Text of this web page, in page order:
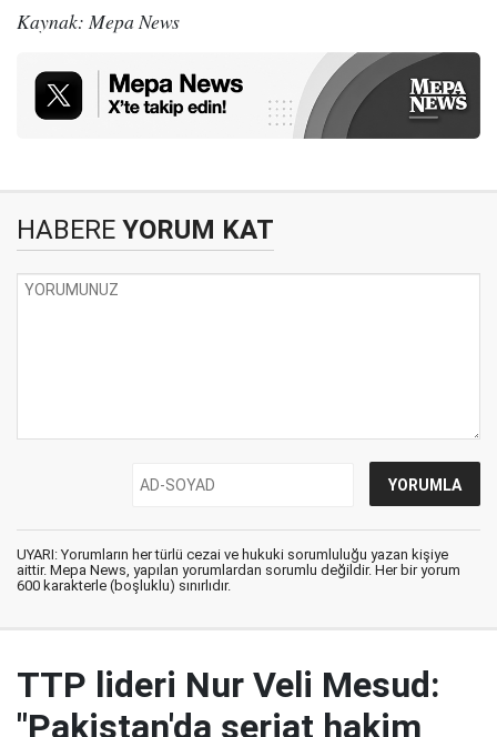
Kaynak: Mepa News
HABERE YORUM KAT
UYARI: Yorumların her türlü cezai ve hukuki sorumluluğu yazan kişiye
aittir. Mepa News, yapılan yorumlardan sorumlu değildir. Her bir yorum
600 karakterle (boşluklu) sınırlıdır.
TTP lideri Nur Veli Mesud:
"Pakistan'da şeriat hakim